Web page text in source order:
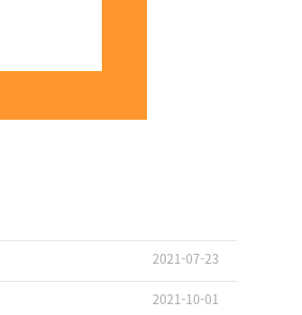
2021-07-23
2021-10-01